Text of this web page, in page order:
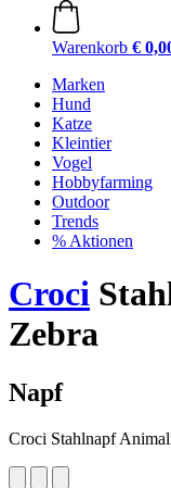
Warenkorb €
Marken
Hund
Katze
Kleintier
Vogel
Hobbyfarming
Outdoor
Trends
% Aktionen
Croci
Zebra
Napf
Croci Stahlnapf